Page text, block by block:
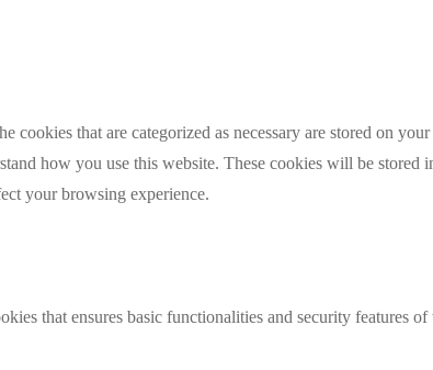
that are categorized as necessary are stored on
how you use this website. These cookies will be
your browsing experience.
that ensures basic functionalities and security features